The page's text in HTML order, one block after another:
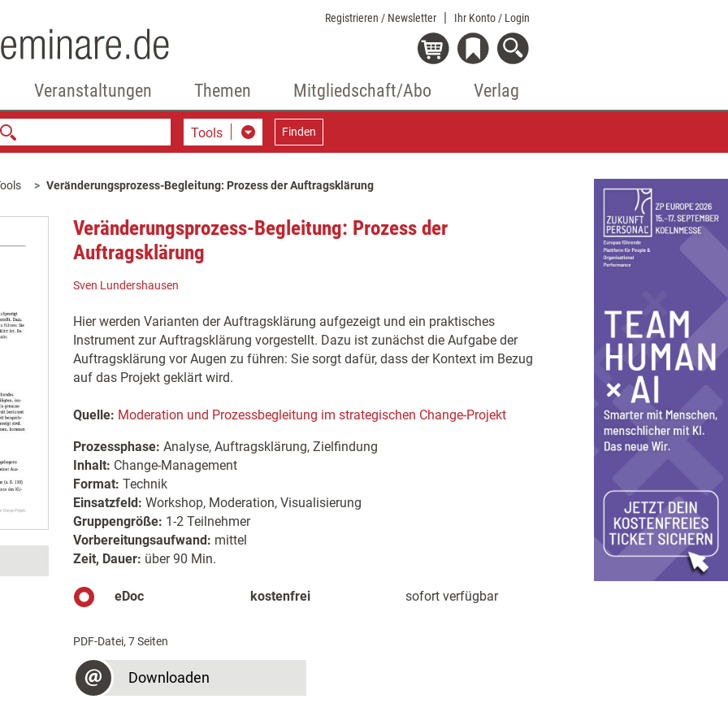
Registrieren / Newsletter Ihr Konto / Login
Veranstaltungen Themen Mitgliedschaft/Abo Verlag
Tools Finden
Veränderungsprozess-Begleitung: Prozess der Auftragsklärung
Veränderungsprozess-Begleitung: Prozess der
Auftragsklärung
Sven Lundershausen
Hier werden Varianten der Auftragsklärung aufgezeigt und ein praktisches
Instrument zur Auftragsklärung vorgestellt. Dazu ist zunächst die Aufgabe der
Auftragsklärung vor Augen zu führen: Sie sorgt dafür, dass der Kontext im Bezug
auf das Projekt geklärt wird.
Quelle: Moderation und Prozessbegleitung im strategischen Change-Projekt
Prozessphase: Analyse, Auftragsklärung, Zielfindung
Inhalt: Change-Management
Format: Technik
Einsatzfeld: Workshop, Moderation, Visualisierung
Gruppengröße: 1-2 Teilnehmer
Vorbereitungsaufwand: mittel
Zeit, Dauer: über 90 Min.
eDoc kostenfrei sofort verfügbar
PDF-Datei, 7 Seiten
Downloaden